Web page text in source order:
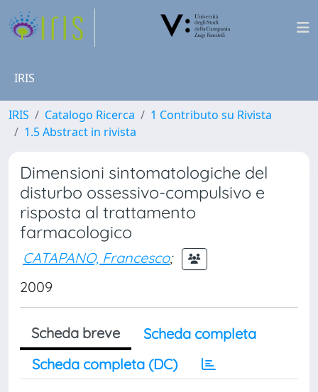
IRIS
IRIS Catalogo Ricerca
1 Contributo su Rivista
1.5 Abstract in rivista
Dimensioni sintomatologiche del
disturbo ossessivo-compulsivo e
risposta al trattamento
farmacologico
CATAPANO, Francesco;
2009
Scheda breve
Scheda completa
Scheda completa (DC)